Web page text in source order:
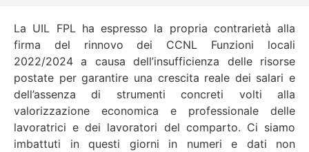
La UIL FPL ha espresso la propria contrarietà alla
firma del rinnovo dei CCNL Funzioni locali
2022/2024 a causa dell’insufficienza delle risorse
postate per garantire una crescita reale dei salari e
dell’assenza di strumenti concreti volti alla
valorizzazione economica e professionale delle
lavoratrici e dei lavoratori del comparto. Ci siamo
imbattuti in questi giorni in numeri e dati non